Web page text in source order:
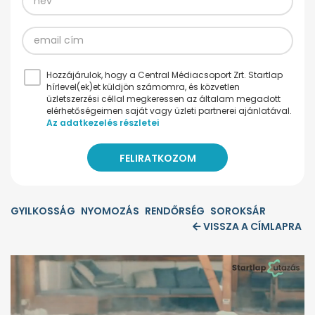
Hozzájárulok, hogy a Central Médiacsoport Zrt. Startlap
hírlevel(ek)et küldjön számomra, és közvetlen
üzletszerzési céllal megkeressen az általam megadott
elérhetőségeimen saját vagy üzleti partnerei ajánlatával.
Az adatkezelés részletei
GYILKOSSÁG NYOMOZÁS RENDŐRSÉG SOROKSÁR
VISSZA A CÍMLAPRA